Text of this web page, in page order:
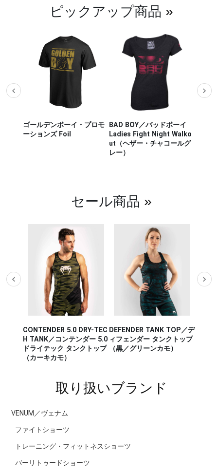
ピックアップ商品 »
ゴールデンボーイ・プロモ
ーションズ Foil
BAD BOY／バッドボーイ
Ladies Fight Night Walko
ut（ヘザー・チャコールグ
レー）
セール商品 »
CONTENDER 5.0 DRY-TEC
H TANK／コンテンダー 5.0
ドライテック タンクトップ
（カーキカモ）
DEFENDER TANK TOP／デ
ィフェンダー タンクトップ
（黒／グリーンカモ）
AERO
取り扱いブランド
VENUM／ヴェナム
ファイトショーツ
トレーニング・フィットネスショーツ
バーリトゥードショーツ